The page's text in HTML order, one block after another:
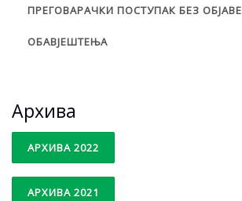
ПРЕГОВАРАЧКИ ПОСТУПАК БЕЗ ОБЈАВЕ
ОБАВЈЕШТЕЊА
Архива
АРХИВА 2022
АРХИВА 2021